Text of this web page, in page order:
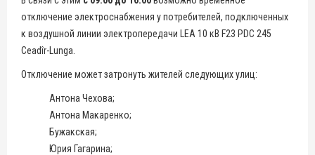
отключение электроснабжения у потребителей, подключенных
к воздушной линии электропередачи LEA 10 кВ F23 PDC 245
Ceadîr-Lunga.
Отключение может затронуть жителей следующих улиц:
Антона Чехова;
Антона Макаренко;
Бужакская;
Юрия Гагарина;